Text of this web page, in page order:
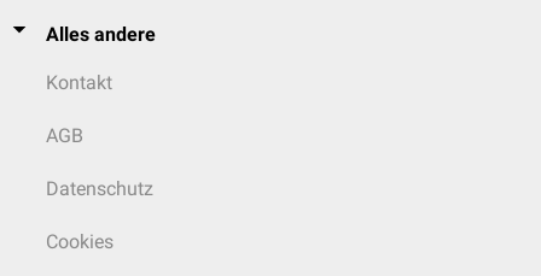
Alles andere
Kontakt
AGB
Datenschutz
Cookies